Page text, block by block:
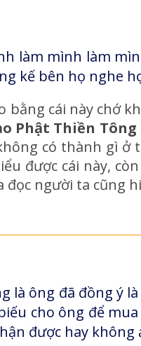
làm mình làm
kế bên họ nghe
bằng cái này chớ
Phật Thiền
có thành gì ở
được cái này,
người ta cũng
là ông đã đồng ý
cho ông để
được hay không